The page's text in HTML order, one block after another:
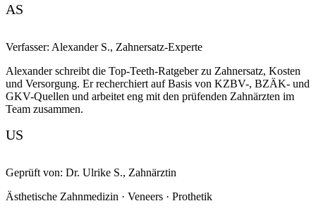
AS
Verfasser: Alexander S., Zahnersatz-Experte
Alexander schreibt die Top-Teeth-Ratgeber zu Zahnersatz, Kosten
und Versorgung. Er recherchiert auf Basis von KZBV-, BZÄK- und
GKV-Quellen und arbeitet eng mit den prüfenden Zahnärzten im
Team zusammen.
US
Geprüft von: Dr. Ulrike S., Zahnärztin
Ästhetische Zahnmedizin · Veneers · Prothetik